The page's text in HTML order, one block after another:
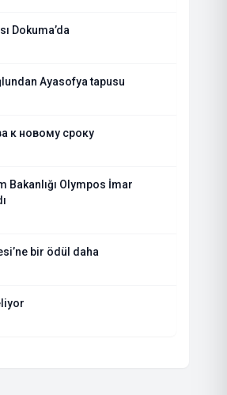
sarmak için
Dokuma’da
Ayasofya tapusu
к новому сроку
Bakanlığı Olympos İmar
bir ödül daha